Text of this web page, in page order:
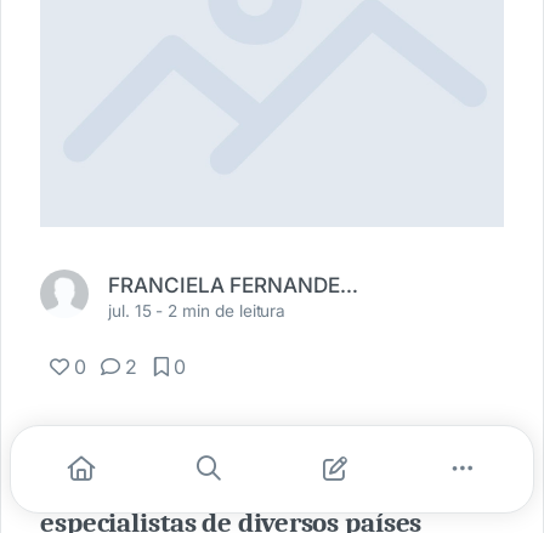
FRANCIELA FERNANDES PEREIRA
jul. 15 - 2 min de leitura
0 2 0
Entre os palestrantes estão o
professor Dr. Leandro Karnal e
especialistas de diversos países